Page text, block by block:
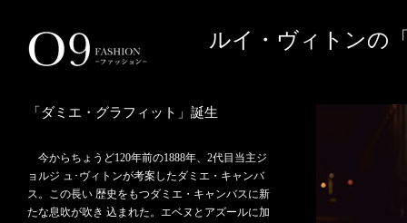
ルイ・ヴィトンの
「ダミエ・グラフィット」誕生
今からちょうど120年前の1888年、2代目当主ジ
ョルジ ュ･ヴィトンが考案したダミエ・キャンバ
ス。この長い 歴史をもつダミエ・キャンバスに新
たな息吹が吹き 込まれた。エベヌとアズールに加